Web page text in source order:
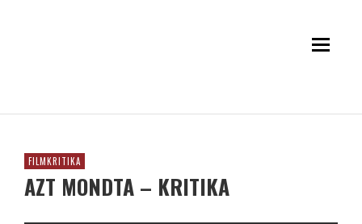
FILMKRITIKA
AZT MONDTA – KRITIKA